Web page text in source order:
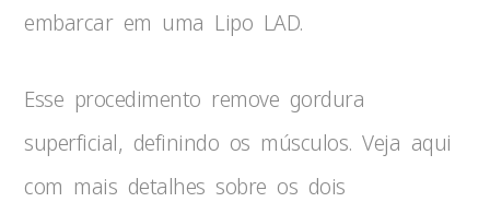
embarcar em uma Lipo LAD.
Esse procedimento remove gordura
superficial, definindo os músculos. Veja aqui
com mais detalhes sobre os dois